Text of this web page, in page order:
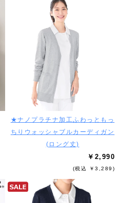
★ナノプラチナ加工ふわっともっ
ちりウォッシャブルカーディガン
(ロング丈)
￥2,990
(税込 ￥3,289)